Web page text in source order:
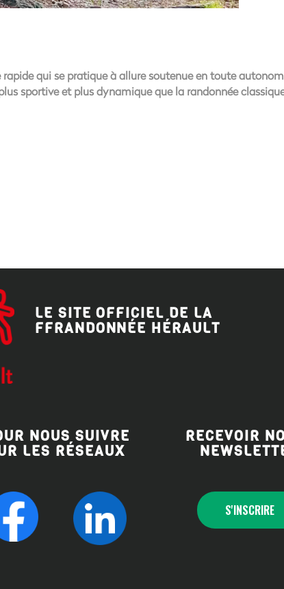
qui se pratique à allure soutenue en toute
sportive et plus dynamique que la randonnée
LE SITE OFFICIEL DE LA
FFRANDONNÉE HÉRAULT
NOUS SUIVRE
LES RÉSEAUX
RECEVOIR
S'INSCRIRE